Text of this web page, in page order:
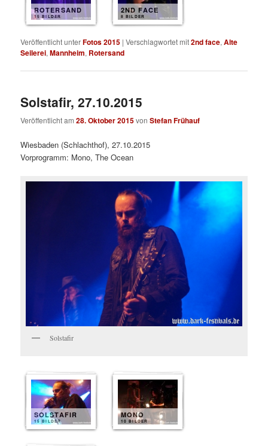
ROTERSAND
15 BILDER
2ND FACE
8 BILDER
Veröffentlicht unterFotos 2015 |Verschlagwortet mit2nd face,Alte
Seilerei,Mannheim, Rotersand
Solstafir, 27.10.2015
Veröffentlicht am28. Oktober 2015vonStefan Frühauf
Wiesbaden (Schlachthof), 27.10.2015
Vorprogramm: Mono, The Ocean
Solstafir
SOLSTAFIR
15 BILDER
MONO
10 BILDER